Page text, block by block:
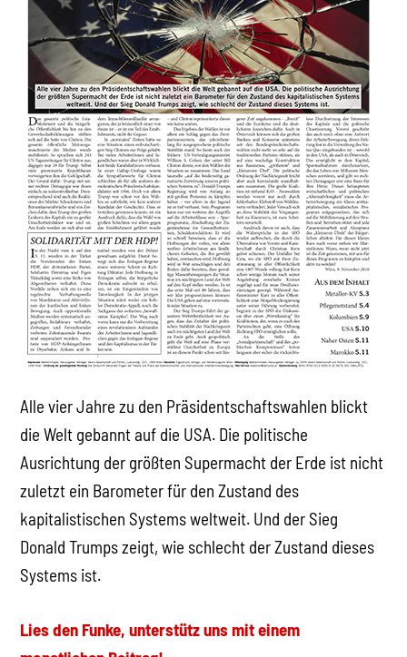
Alle vier Jahre zu den Präsidentschaftswahlen blickt
die Welt gebannt auf die USA. Die politische
Ausrichtung der größten Supermacht der Erde ist nicht
zuletzt ein Barometer für den Zustand des
kapitalistischen Systems weltweit. Und der Sieg
Donald Trumps zeigt, wie schlecht der Zustand dieses
Systems ist.
Lies den Funke, unterstütz uns mit einem